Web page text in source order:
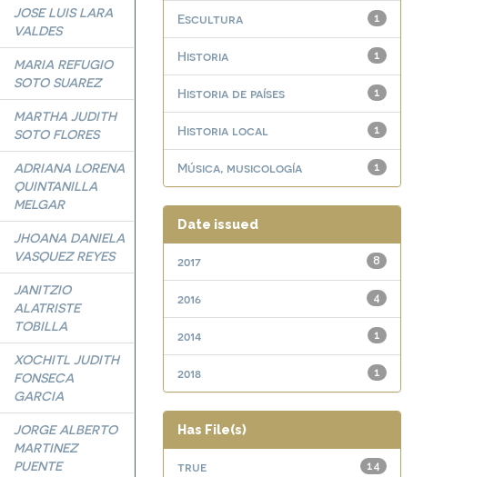
JOSE LUIS LARA
VALDES
MARIA REFUGIO
SOTO SUAREZ
MARTHA JUDITH
SOTO FLORES
ADRIANA LORENA
QUINTANILLA
MELGAR
JHOANA DANIELA
VASQUEZ REYES
JANITZIO
ALATRISTE
TOBILLA
XOCHITL JUDITH
FONSECA
GARCIA
JORGE ALBERTO
MARTINEZ
PUENTE
1
Escultura
1
Historia
1
Historia de países
1
Historia local
1
Música, musicología
Date issued
8
2017
4
2016
1
2014
1
2018
Has File(s)
14
true